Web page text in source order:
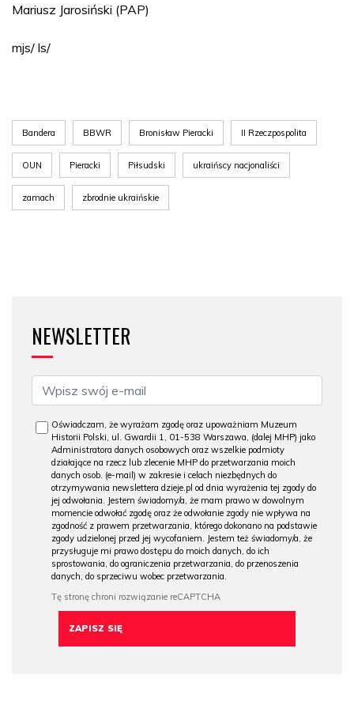
Mariusz Jarosiński (PAP)
mjs/ ls/
Bandera BBWR Bronisław Pieracki II Rzeczpospolita
OUN Pieracki Piłsudski ukraińscy nacjonaliści
zamach zbrodnie ukraińskie
NEWSLETTER
Oświadczam, że wyrażam zgodę oraz upoważniam Muzeum
Historii Polski, ul. Gwardii 1, 01-538 Warszawa, (dalej MHP) jako
Administratora danych osobowych oraz wszelkie podmioty
działające na rzecz lub zlecenie MHP do przetwarzania moich
danych osob. (e-mail) w zakresie i celach niezbędnych do
otrzymywania newslettera dzieje.pl od dnia wyrażenia tej zgody do
jej odwołania. Jestem świadomy/a, że mam prawo w dowolnym
momencie odwołać zgodę oraz że odwołanie zgody nie wpływa na
zgodność z prawem przetwarzania, którego dokonano na podstawie
zgody udzielonej przed jej wycofaniem. Jestem też świadomy/a, że
przysługuje mi prawo dostępu do moich danych, do ich
sprostowania, do ograniczenia przetwarzania, do przenoszenia
danych, do sprzeciwu wobec przetwarzania.